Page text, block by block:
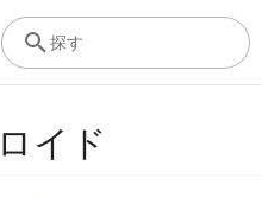
探す
イド